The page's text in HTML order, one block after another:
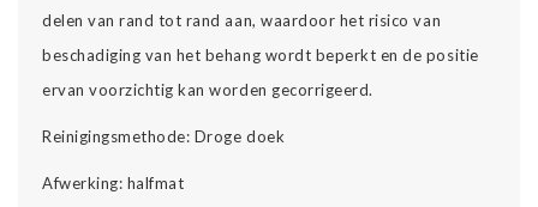
delen van rand tot rand aan, waardoor het risico van
beschadiging van het behang wordt beperkt en de positie
ervan voorzichtig kan worden gecorrigeerd.
Reinigingsmethode: Droge doek
Afwerking: halfmat